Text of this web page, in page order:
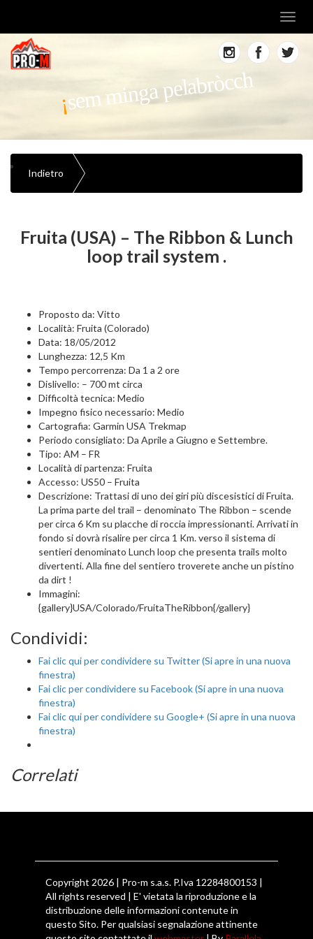
sem minga pelabròcch
Indietro
Fruita (USA) – The Ribbon & Lunch
loop trail system .
Proposto da: Vitto
Località: Fruita (Colorado)
Data: 18/05/2012
Lunghezza: 12,5 Km
Tempo percorrenza: Da 1 a 2 ore
Dislivello: – 700 mt circa
Difficoltà tecnica: Medio
Impegno fisico necessario: Medio
Cartografia: Garmin USA Trekmap
Periodo consigliato: Da Aprile a Giugno e Settembre.
Tipo: AM – FR
Località di partenza: Fruita
Accesso: US50 – Fruita
Descrizione: Trattasi di uno dei giri più discesistici di Fruita.
La prima parte del trail – denominato The Ribbon – scende
per circa 6 Km su placche di roccia impressionanti. Arrivati in
fondo si dovrà risalire per circa 1 Km. verso il sistema di
sentieri denominato Lunch loop che presenta trails molto
divertenti. Alla fine del sentiero troverete anche un pistino
da dirt !
Immagini:
{gallery}USA/Colorado/FruitaTheRibbon{/gallery}
Condividi:
Fai clic qui per condividere su Twitter (Si apre in una nuova
finestra)
Fai clic per condividere su Facebook (Si apre in una nuova
finestra)
Fai clic qui per condividere su Google+ (Si apre in una nuova
finestra)
Correlati
Copyright 2026 | Pro-m s.a.s. P.Iva 12284800153 |
All rights reserved | E' vietata la riproduzione e la
distribuzione delle informazioni contenute in
questo Sito. Per qualsiasi segnalazione attinente